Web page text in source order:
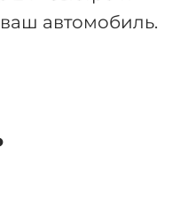
автомобиль.